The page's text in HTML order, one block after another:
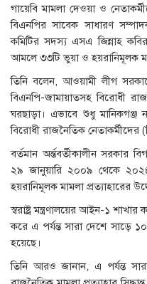
গায়েবি মামলা দেওয়া ও
বিএনপির সাবেক সাধারণ
কমিটির সদস্য এসএ জিন্নাহ
আমলে ৩৩টি ভুয়া ও হয়রানিমূলক
তিনি বলেন, আওয়ামী লীগ
বিএনপি-জামায়াতসহ বিরোধী
ঘরছাড়া। এভাবে শুধু মানিকগঞ্জ
বিরোধী রাজনৈতিক নেতাকর্মীদের
বর্তমান অর্ন্তবর্তীকালীন
২৯ জানুয়ারি ২০০৯ থেকে
হয়রানিমূলক মামলা প্রত্যাহারের
স্বরাষ্ট্র মন্ত্রণালয়ের আইন-১ শাখার
করে এ পর্যন্ত সারা দেশে সাড়ে ১০
হয়েছে।
তিনি আরও জানান, এ পর্যন্ত